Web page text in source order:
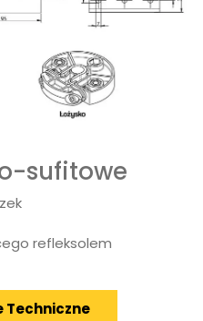
sufitowe
refleksolem
Techniczne